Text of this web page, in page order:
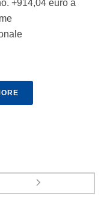
+914,04 euro a